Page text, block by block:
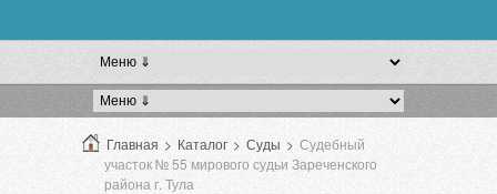
Главная > Каталог > Суды > Судебный
участок № 55 мирового судьи Зареченского
района г. Тула